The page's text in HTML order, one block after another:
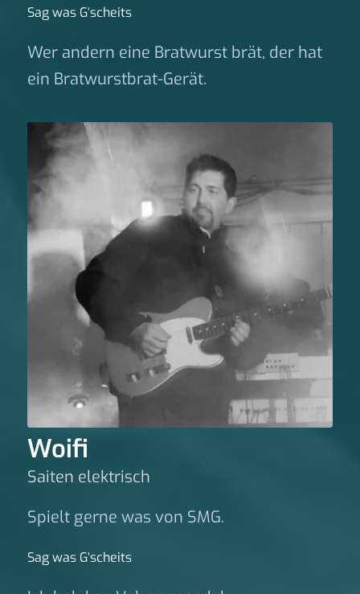
Sag was G‘scheits
Wer andern eine Bratwurst brät, der hat
ein Bratwurstbrat-Gerät.
Woifi
Saiten elektrisch
Spielt gerne was von SMG.
Sag was G‘scheits